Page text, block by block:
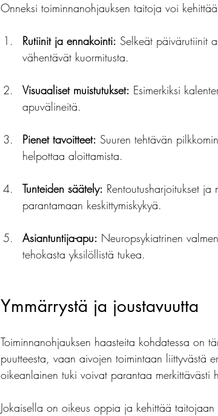
Onneksi toiminnanohjauksen taitoja voi
Rutiinit ja ennakointi: Selkeät päivärutiinit
vähentävät kuormitusta.
Visuaaliset muistutukset: Esimerkiksi
apuvälineitä.
Pienet tavoitteet: Suuren tehtävän
helpottaa aloittamista.
Tunteiden säätely: Rentoutusharjoitukset
parantamaan keskittymiskykyä.
Asiantuntija-apu: Neuropsykiatrinen
tehokasta yksilöllistä tukea.
Ymmärrystä ja joustavuutta
Toiminnanohjauksen haasteita kohdatessa on
puutteesta, vaan aivojen toimintaan liittyvästä
oikeanlainen tuki voivat parantaa merkittävästi
Jokaisella on oikeus oppia ja kehittää